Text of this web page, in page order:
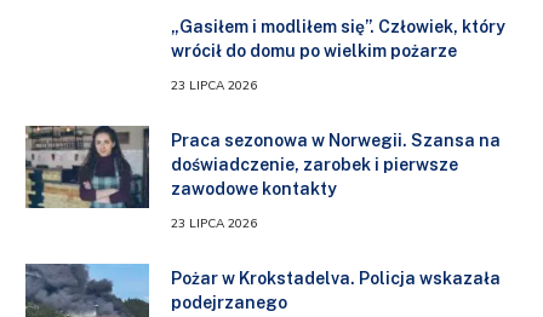
„Gasiłem i modliłem się”. Człowiek, który
wrócił do domu po wielkim pożarze
23 LIPCA 2026
Praca sezonowa w Norwegii. Szansa na
doświadczenie, zarobek i pierwsze
zawodowe kontakty
23 LIPCA 2026
Pożar w Krokstadelva. Policja wskazała
podejrzanego